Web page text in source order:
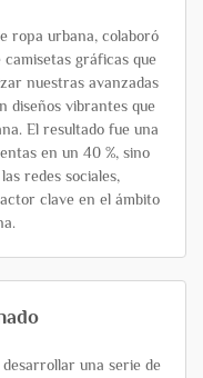
ropa urbana, colaboró
gráficas que
nuestras avanzadas
diseños vibrantes que
El resultado fue una
en un 40 %, sino
redes sociales,
clave en el ámbito
una serie de